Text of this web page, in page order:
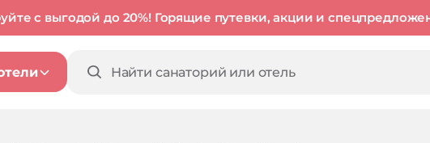
с выгодой до 20%! Горящие путевки, акции и